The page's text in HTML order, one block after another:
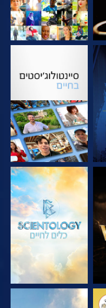
בדוק את הסדרה
בדוק את הסדרה